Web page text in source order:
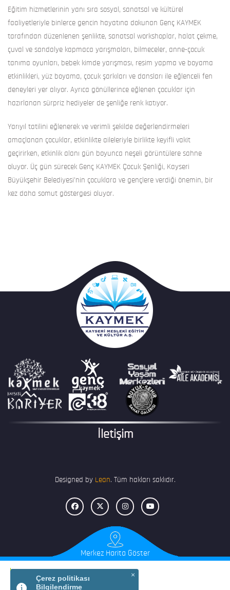
Eğitim hizmetlerinin yanı sıra sosyal, sanatsal ve kültürel
faaliyetleriyle binlerce gencin hayatına dokunan Genç KAYMEK
tarafından düzenlenen şenlikte, sanatsal workshoplar, halat çekme,
çuval ve sandalye kapmaca yarışmaları, bilmeceler, anne-çocuk
tanıma oyunları, bebek kimde yarışması, resim yapma ve boyama
etkinlikleri, yüz boyama, çocuk şarkıları ve dansları ile eğlenceli fen
deneyleri yer alıyor. Ayrıca gönüllerince eğlenen çocuklar için
hazırlanan sürpriz hediyeler de şenliğe renk katıyor.
Yarıyıl tatilini eğlenerek ve verimli şekilde değerlendirmeleri
amaçlanan çocuklar, etkinlikte aileleriyle birlikte keyifli vakit
geçirirken, etkinlik alanı gün boyunca neşeli görüntülere sahne
oluyor. Üç gün sürecek Genç KAYMEK Çocuk Şenliği, Kayseri
Büyükşehir Belediyesi’nin çocuklara ve gençlere verdiği önemin, bir
kez daha somut göstergesi oluyor.
İletişim
Designed by Lean. Tüm hakları saklıdır.
Merkez Harita Göster
×
Çerez politikası
Bilgilendirme